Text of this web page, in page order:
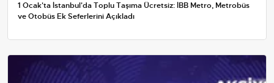
1 Ocak'ta İstanbul'da Toplu Taşıma Ücretsiz: İBB Metro, Metrobüs
ve Otobüs Ek Seferlerini Açıkladı